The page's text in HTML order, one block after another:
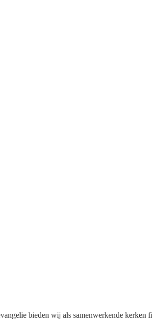
bieden wij als samenwerkende kerken